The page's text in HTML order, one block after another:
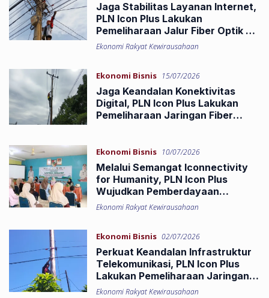
Jaga Stabilitas Layanan Internet,
PLN Icon Plus Lakukan
Pemeliharaan Jalur Fiber Optik di
Dharmasraya
Ekonomi Rakyat Kewirausahaan
Ekonomi Bisnis 15/07/2026
Jaga Keandalan Konektivitas
Digital, PLN Icon Plus Lakukan
Pemeliharaan Jaringan Fiber
Ekonomi Bisnis 10/07/2026
Melalui Semangat Iconnectivity
for Humanity, PLN Icon Plus
Wujudkan Pemberdayaan
Masyarakat di Kelurahan
Limbungan
Ekonomi Rakyat Kewirausahaan
Ekonomi Bisnis 02/07/2026
Perkuat Keandalan Infrastruktur
Telekomunikasi, PLN Icon Plus
Lakukan Pemeliharaan Jaringan
Fiber Optik di Jalur Teluk Kabung
Ekonomi Rakyat Kewirausahaan